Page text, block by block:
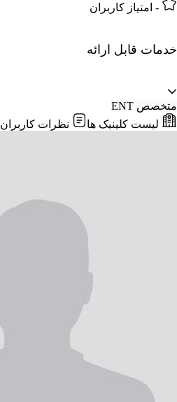
- امتیاز کاربران
خدمات قابل ارائه
متخصص ENT
لیست کلینیک ها
نظرات کاربران